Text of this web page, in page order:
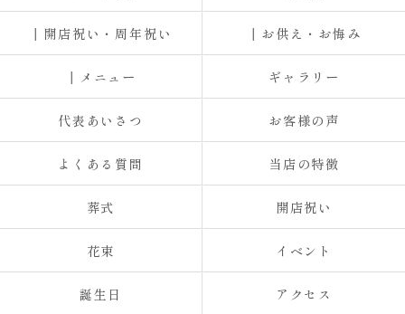
┃開店祝い・周年祝い ┃お供え・お悔み
┃メニュー ギャラリー
代表あいさつ お客様の声
よくある質問 当店の特徴
葬式 開店祝い
花束 イベント
誕生日 アクセス